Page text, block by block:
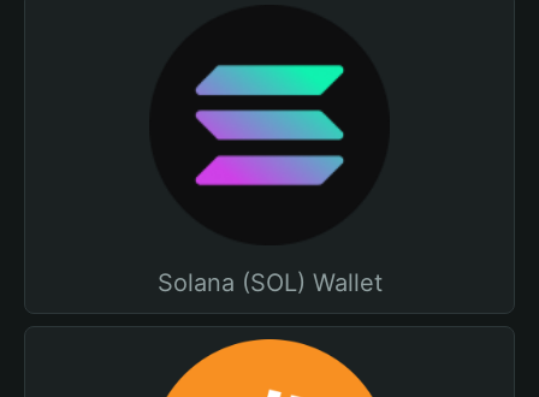
Solana (SOL) Wallet